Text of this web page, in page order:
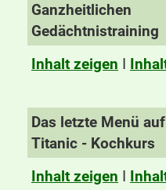
Ganzheitlichen
Gedächtnistraining
Inhalt zeigen I
Das letzte Menü
Titanic - Kochkurs
Inhalt zeigen I